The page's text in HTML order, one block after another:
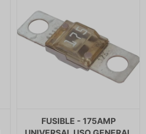
FUSIBLE - 175AMP